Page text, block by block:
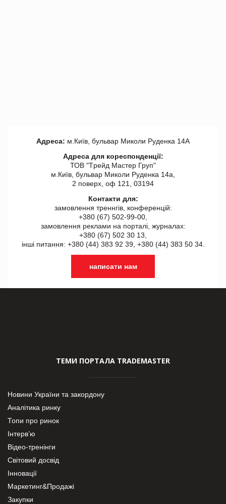
Адреса: м.Київ, бульвар Миколи Руденка 14А
Адреса для кореспонденції:
ТОВ "Tрейд Мастер Груп"
м.Київ, бульвар Миколи Руденка 14а,
2 поверх, оф 121, 03194
Контакти для:
замовлення треннгів, конференцій:
+380 (67) 502-99-00,
замовлення реклами на порталі, журналах:
+380 (67) 502 30 13,
інші питання: +380 (44) 383 92 39, +380 (44) 383 50 34.
написати нам
ТЕМИ ПОРТАЛА TRADEMASTER
Новини України та закордону
Аналітика ринку
Топи про ринок
Інтерв’ю
Відео-тренінги
Світовий досвід
Інновації
Маркетинг&Продажі
Закупки